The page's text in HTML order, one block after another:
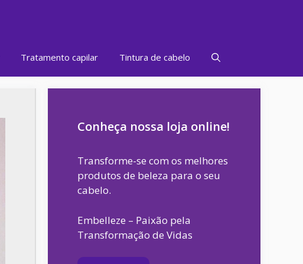
Tratamento capilar Tintura de cabelo
Conheça nossa loja online!
Transforme-se com os melhores
produtos de beleza para o seu
cabelo.
Embelleze – Paixão pela
Transformação de Vidas